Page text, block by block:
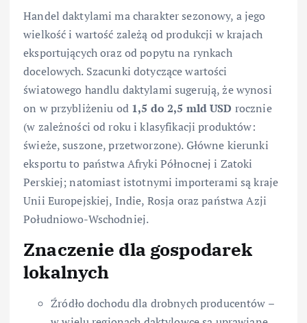
Handel daktylami ma charakter sezonowy, a jego
wielkość i wartość zależą od produkcji w krajach
eksportujących oraz od popytu na rynkach
docelowych. Szacunki dotyczące wartości
światowego handlu daktylami sugerują, że wynosi
on w przybliżeniu od 1,5 do 2,5 mld USD rocznie
(w zależności od roku i klasyfikacji produktów:
świeże, suszone, przetworzone). Główne kierunki
eksportu to państwa Afryki Północnej i Zatoki
Perskiej; natomiast istotnymi importerami są kraje
Unii Europejskiej, Indie, Rosja oraz państwa Azji
Południowo-Wschodniej.
Znaczenie dla gospodarek
lokalnych
Źródło dochodu dla drobnych producentów –